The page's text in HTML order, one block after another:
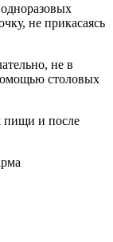
не прикасаясь
не в
столовых
пищи и после